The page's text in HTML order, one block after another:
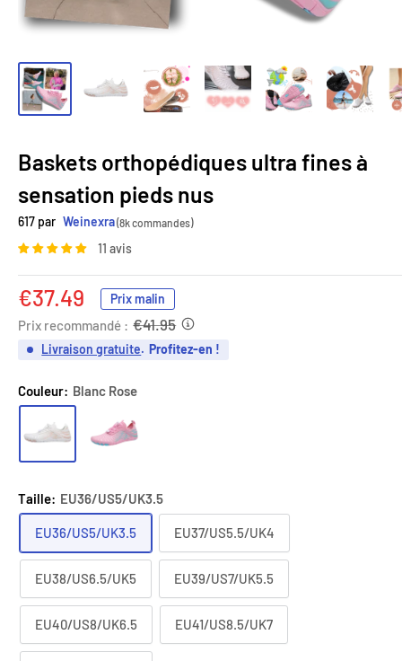
Baskets orthopédiques ultra fines à
sensation pieds nus
617 par Weinexra(8k commandes)
11 avis
Prix
réduit
€37.49 Prix malin
Prix recommandé : €41.95
Livraison gratuite. Profitez-en !
Couleur: Blanc Rose
Taille: EU36/US5/UK3.5
EU36/US5/UK3.5 EU37/US5.5/UK4
EU38/US6.5/UK5 EU39/US7/UK5.5
EU40/US8/UK6.5 EU41/US8.5/UK7